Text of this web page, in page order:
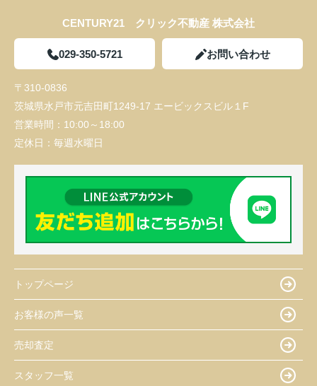
CENTURY21 クリック不動産 株式会社
029-350-5721 お問い合わせ
〒310-0836
茨城県水戸市元吉田町1249-17 エービックスビル１F
営業時間： 10:00～18:00
定休日： 毎週水曜日
トップページ
お客様の声一覧
売却査定
スタッフ一覧